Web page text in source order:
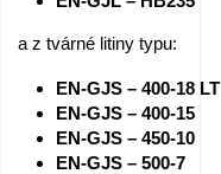
k
prodeji
a z tvárné litiny typu:
EN-GJS – 400-18 LT
EN-GJS – 400-15
EN-GJS – 450-10
EN-GJS – 500-7